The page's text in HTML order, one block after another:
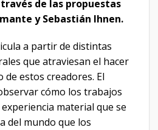
de las propuestas
y Sebastián Ihnen.
a partir de distintas
que atraviesan el hacer
de estos creadores. El
cómo los trabajos
material que se
del mundo que los